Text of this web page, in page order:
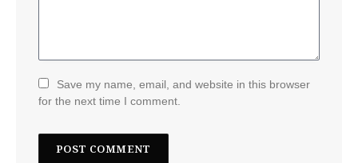
Save my name, email, and website in this browser
for the next time I comment.